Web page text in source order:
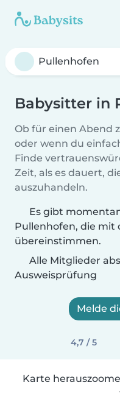
Babysitter in
Ob für einen Abend
oder wenn du
Finde
Zeit, als es dauert,
auszuhandeln.
Es gibt
Pullenhofen, die mit
übereinstimmen.
Alle Mitglieder
Ausweisprüfung
Melde
4,7 / 5
Karte